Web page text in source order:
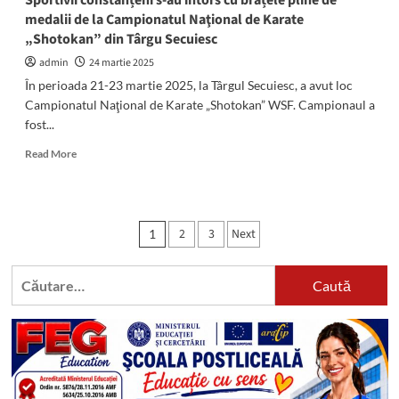
European
de
la
Bratislava
medalii de la Campionatul Naţional de Karate
„Shotokan” din Târgu Secuiesc
admin
24 martie 2025
În perioada 21-23 martie 2025, la Târgul Secuiesc, a avut loc
Campionatul Naţional de Karate „Shotokan” WSF. Campionaul a
fost...
Read MoreRead
întors
cu
brațele
pline
de
medalii
de
la
Paginație
articole
1 2 3 Next
Caută